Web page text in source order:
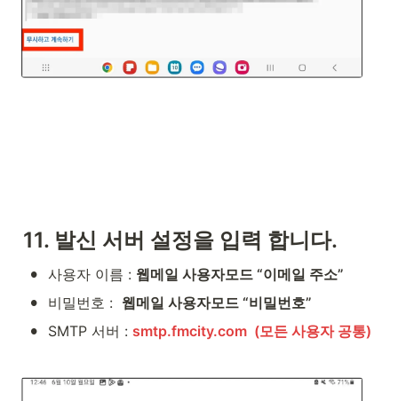
11. 발신 서버 설정을 입력 합니다.
• 사용자 이름 : 웹메일 사용자모드 “이메일 주소”
• 비밀번호 : 웹메일 사용자모드 “비밀번호”
• SMTP 서버 : smtp.fmcity.com  (모든 사용자 공통)